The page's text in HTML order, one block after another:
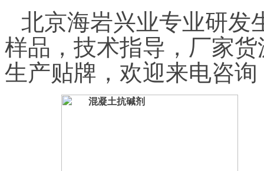
北京海岩兴业专业研发
样品，技术指导，厂家
生产贴牌，欢迎来电咨询